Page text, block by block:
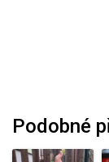
Podobné